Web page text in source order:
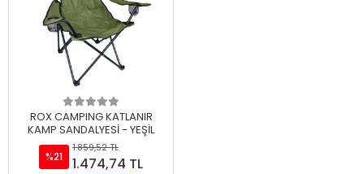
ROX CAMPING KATLANIR
KAMP SANDALYESİ - YEŞİL
%21
1.859,52 TL
1.474,74 TL